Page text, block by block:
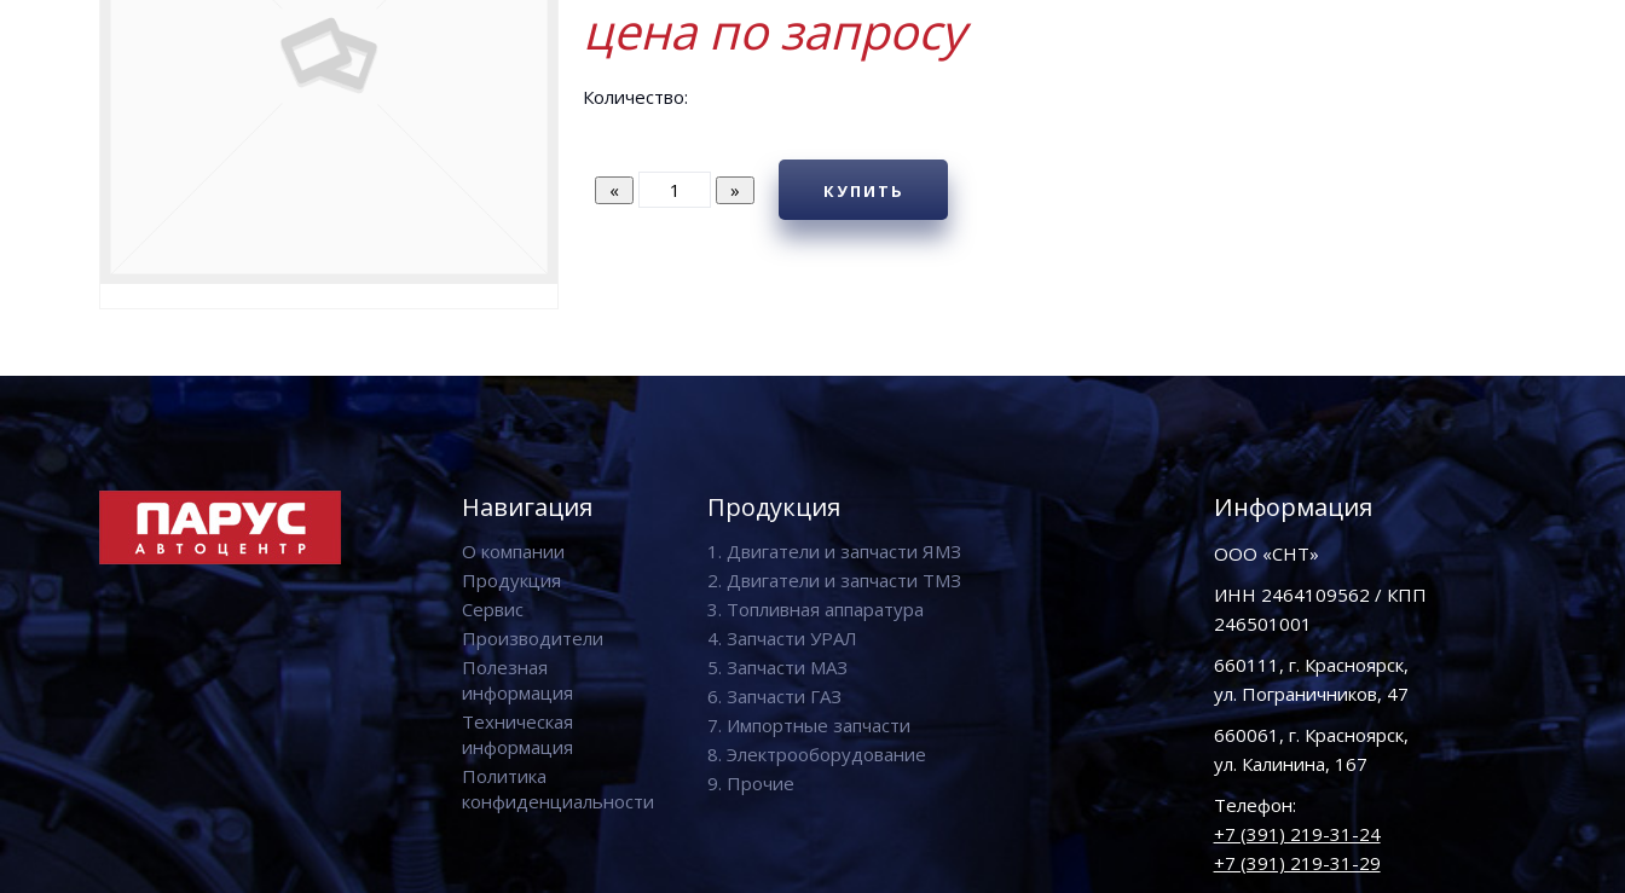
цена по запросу
Количество:
КУПИТЬ
Навигация
О компании
Продукция
Сервис
Производители
Полезная
информация
Техническая
информация
Политика
конфиденциальности
Продукция
1. Двигатели и запчасти ЯМЗ
2. Двигатели и запчасти ТМЗ
3. Топливная аппаратура
4. Запчасти УРАЛ
5. Запчасти МАЗ
6. Запчасти ГАЗ
7. Импортные запчасти
8. Электрооборудование
9. Прочие
Информация
ООО «СНТ»
ИНН 2464109562 / КПП
246501001
660111, г. Красноярск,
ул. Пограничников, 47
660061, г. Красноярск,
ул. Калинина, 167
Телефон:
+7 (391) 219-31-24
+7 (391) 219-31-29